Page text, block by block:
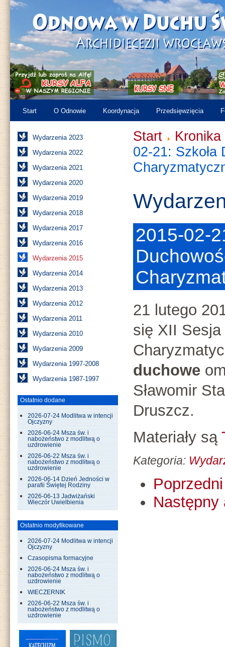
Start O Odnowie Koordynacja Przedsięwzięcia
Wydarzenia 2023
Wydarzenia 2022
Wydarzenia 2021
Wydarzenia 2020
Wydarzenia 2019
Wydarzenia 2018
Wydarzenia 2017
Wydarzenia 2016
Wydarzenia 2015
Wydarzenia 2014
Wydarzenia 2013
Wydarzenia 2012
Wydarzenia 2011
Wydarzenia 2010
Wydarzenia 2009
Wydarzenia 1997-2008
Wydarzenia 1987-1997
Ostatnio dodane
2026-07-24 Modlitwa w intencji
Ojczyzny
2026-06-24 Msza św. i
nabożeństwo z modlitwą o
uzdrowienie
2026-06-22 Msza św. i
nabożeństwo z modlitwą o
uzdrowienie
2026-06-14 Dzień Jedności w
parafii Świętej Rodziny
2026-06-13 Jadwiżański
Wieczór Uwielbienia
Ostatnio modyfikowane
2026-07-24 Modlitwa w intencji
Ojczyzny
Czasopisma formacyjne
2026-06-24 Msza św. i
nabożeństwo z modlitwą o
uzdrowienie
WIECZERNIK
2026-06-22 Msza św. i
nabożeństwo z modlitwą o
uzdrowienie
Start
Kronika
02-21: Szkoła
2015-02-
21 lutego
się XII Sesja
duchowe
Sławomir
Druszcz.
Materiały są
Kategoria:
Następny